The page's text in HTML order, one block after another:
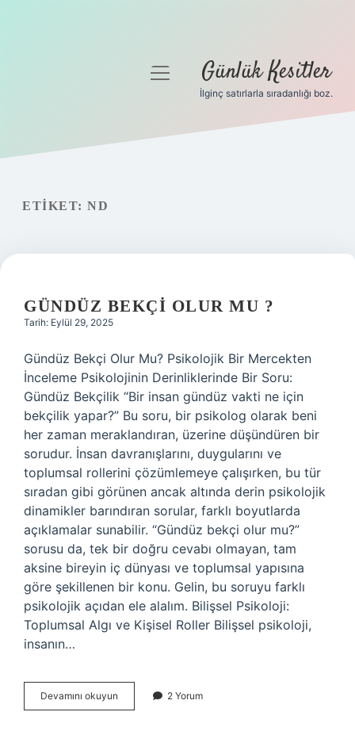
Hakkımızda
menüyü
Günlük Kesitler
İlginç satırlarla sıradanlığı boz.
ETIKET: ND
GÜNDÜZ BEKÇI OLUR MU ?
Tarih: Eylül 29, 2025
Gündüz Bekçi Olur Mu? Psikolojik Bir Mercekten
İnceleme Psikolojinin Derinliklerinde Bir Soru:
Gündüz Bekçilik “Bir insan gündüz vakti ne için
bekçilik yapar?” Bu soru, bir psikolog olarak beni
her zaman meraklandıran, üzerine düşündüren bir
sorudur. İnsan davranışlarını, duygularını ve
toplumsal rollerini çözümlemeye çalışırken, bu tür
sıradan gibi görünen ancak altında derin psikolojik
dinamikler barındıran sorular, farklı boyutlarda
açıklamalar sunabilir. “Gündüz bekçi olur mu?”
sorusu da, tek bir doğru cevabı olmayan, tam
aksine bireyin iç dünyası ve toplumsal yapısına
göre şekillenen bir konu. Gelin, bu soruyu farklı
psikolojik açıdan ele alalım. Bilişsel Psikoloji:
Toplumsal Algı ve Kişisel Roller Bilişsel psikoloji,
insanın…
Devamını okuyun
bekçi
2 Yorum